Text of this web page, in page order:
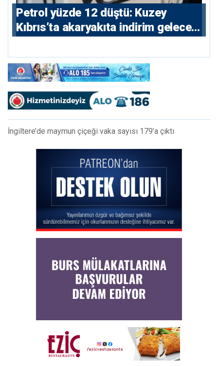
Petrol yüzde 12 düştü: Kuzey
Kıbrıs’ta akaryakıta indirim gelecek
İngiltere’de maymun çiçeği vaka sayısı 179’a çıktı